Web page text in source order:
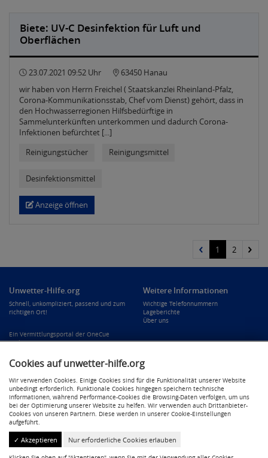
Biete: UV-C Desinfektion für Luft und
Oberflächen
23.07.2021 09:52 Uhr
63450 Hanau
wir haben von Herrn Freichel ( Staatskanzlei Rheinland-Pfalz,
Corona-Kommunikationsstab, Chef vom Dienst) gehört, dass in
den Hochwasserregionen Hilfsbedürftige in
Sammelunterkünften unterkommen und dadurch Corona-
Infektionen befürchtet [...]
Reinigungstücher
Reinigungsmittel
Desinfektionsmittel
Anzeige öffnen
1 2
Unwetter-Hilfe.org
Schnell, unkompliziert, passend und zum
richtigen Ort!
Ein Vermittlungsportal der OneCue
GmbH.
Weitere Informationen
Wichtige Telefonnummern
Lageberichte
Über uns
Rechtliches
Impressum
Datenschutzerklärung
Cookie-Einstellungen
Eine Portallösung von:
Cookies auf unwetter-hilfe.org
Wir verwenden Cookies. Einige Cookies sind für die Funktionalität unserer Website
unbedingt erforderlich. Funktionale Cookies hingegen speichern technische
Informationen, während Performance-Cookies die Browsing-Daten verfolgen, um uns
bei der Optimierung unserer Website zu helfen. Wir verwenden auch Drittanbieter-
Cookies von unseren Partnern. Diese werden in unserer Cookie-Einstellungen
aufgeführt.
✓ Akzeptieren Nur erforderliche Cookies erlauben